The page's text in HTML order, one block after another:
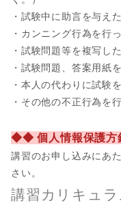
・試験中に助言を与え
・カンニング行為を行
・試験問題等を複写し
・試験問題、答案用紙
・本人の代わりに試験
・その他の不正行為を
◆◆ 個人情報保護
講習のお申し込みにあ
さい。
講習カリキュラ